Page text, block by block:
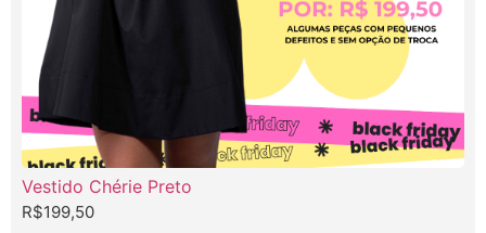
Vestido Chérie Preto
R$199,50